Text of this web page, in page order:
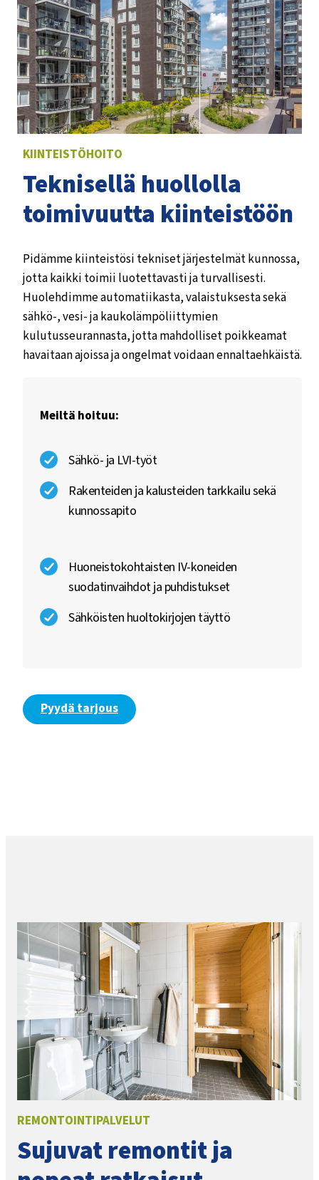
KIINTEISTÖHOITO
Teknisellä huollolla
toimivuutta kiinteistöön
Pidämme kiinteistösi tekniset järjestelmät kunnossa,
jotta kaikki toimii luotettavasti ja turvallisesti.
Huolehdimme automatiikasta, valaistuksesta sekä
sähkö-, vesi- ja kaukolämpöliittymien
kulutusseurannasta, jotta mahdolliset poikkeamat
havaitaan ajoissa ja ongelmat voidaan ennaltaehkäistä.
Meiltä hoituu:
Sähkö- ja LVI-työt
Rakenteiden ja kalusteiden tarkkailu sekä
kunnossapito
Huoneistokohtaisten IV-koneiden
suodatinvaihdot ja puhdistukset
Sähköisten huoltokirjojen täyttö
Pyydä tarjous
REMONTOINTIPALVELUT
Sujuvat remontit ja